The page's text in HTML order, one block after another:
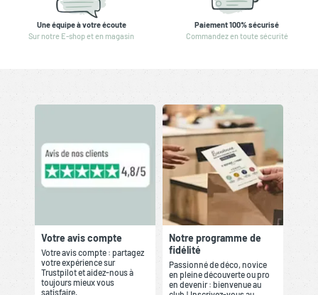
Une équipe à votre écoute
Sur notre E-shop et en magasin
Paiement 100% sécurisé
Commandez en toute sécurité
Votre avis compte
Votre avis compte : partagez
votre expérience sur
Trustpilot et aidez-nous à
toujours mieux vous
satisfaire.
Notre programme de
fidélité
Passionné de déco, novice
en pleine découverte ou pro
en devenir : bienvenue au